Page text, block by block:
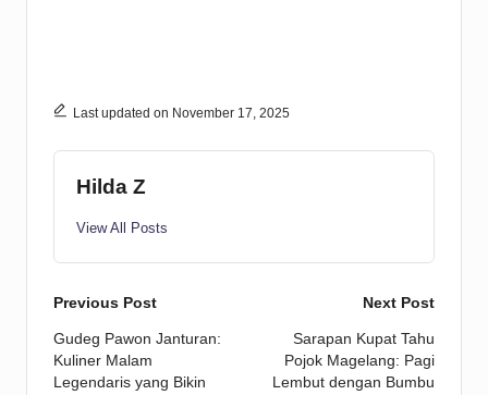
Last updated on November 17, 2025
Hilda Z
View All Posts
Post
navigation
Previous Post
Gudeg Pawon Janturan:
Kuliner Malam
Legendaris yang Bikin
Next Post
Sarapan Kupat Tahu
Pojok Magelang: Pagi
Lembut dengan Bumbu